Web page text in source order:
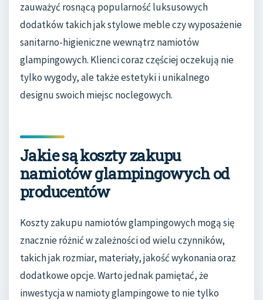
zauważyć rosnącą popularność luksusowych
dodatków takich jak stylowe meble czy wyposażenie
sanitarno-higieniczne wewnątrz namiotów
glampingowych. Klienci coraz częściej oczekują nie
tylko wygody, ale także estetyki i unikalnego
designu swoich miejsc noclegowych.
Jakie są koszty zakupu
namiotów glampingowych od
producentów
Koszty zakupu namiotów glampingowych mogą się
znacznie różnić w zależności od wielu czynników,
takich jak rozmiar, materiały, jakość wykonania oraz
dodatkowe opcje. Warto jednak pamiętać, że
inwestycja w namioty glampingowe to nie tylko